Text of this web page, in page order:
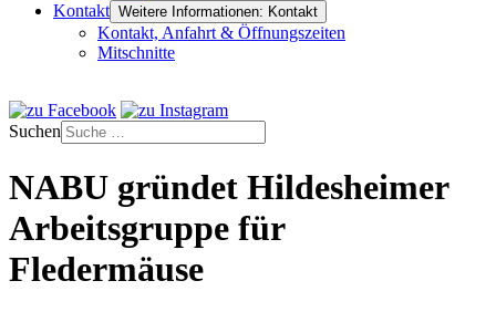
Kontakt Weitere Informationen: Kontakt
Kontakt, Anfahrt & Öffnungszeiten
Mitschnitte
Suchen
NABU gründet Hildesheimer
Arbeitsgruppe für
Fledermäuse